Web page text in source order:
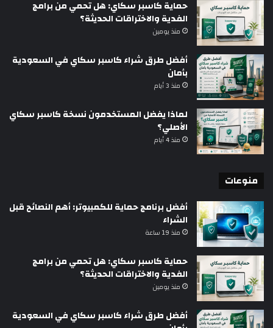
حماية كاسبر سكاي: هل تحمي من برامج
الفدية والاختراقات الحديثة؟
منذ يومين
أفضل طرق شراء كاسبر سكاي في السعودية
بأمان
منذ 3 أيام
لماذا يفضل المستخدمون نسخة كاسبر سكاي
الأصلي؟
منذ 4 أيام
منوعات
أفضل برنامج حماية للكمبيوتر: أهم النصائح قبل
الشراء
منذ 19 ساعة
حماية كاسبر سكاي: هل تحمي من برامج
الفدية والاختراقات الحديثة؟
منذ يومين
أفضل طرق شراء كاسبر سكاي في السعودية